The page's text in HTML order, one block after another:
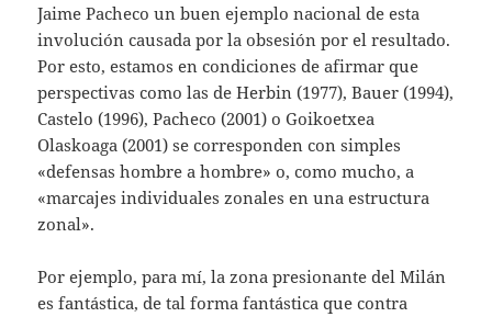
Jaime Pacheco un buen ejemplo nacional de esta
involución causada por la obsesión por el resultado.
Por esto, estamos en condiciones de afirmar que
perspectivas como las de Herbin (1977), Bauer (1994),
Castelo (1996), Pacheco (2001) o Goikoetxea
Olaskoaga (2001) se corresponden con simples
«defensas hombre a hombre» o, como mucho, a
«marcajes individuales zonales en una estructura
zonal».
Por ejemplo, para mí, la zona presionante del Milán
es fantástica, de tal forma fantástica que contra